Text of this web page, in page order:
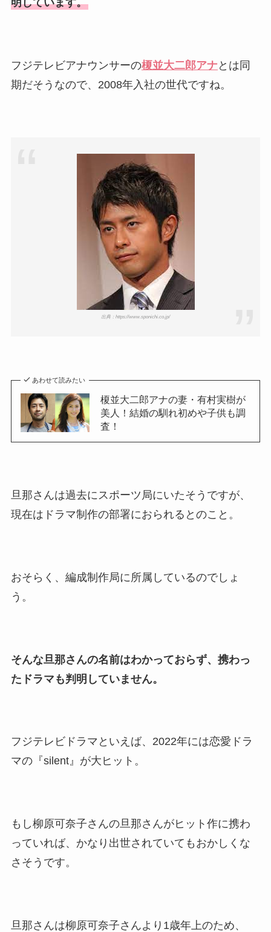
フジテレビアナウンサーの榎並大二郎アナとは同
期だそうなので、2008年入社の世代ですね。
出典：https://www.sponichi.co.jp/
あわせて読みたい
榎並大二郎アナの妻・有村実樹が
美人！結婚の馴れ初めや子供も調
査！
旦那さんは過去にスポーツ局にいたそうですが、
現在はドラマ制作の部署におられるとのこと。
おそらく、編成制作局に所属しているのでしょ
う。
そんな旦那さんの名前はわかっておらず、携わっ
たドラマも判明していません。
フジテレビドラマといえば、2022年には恋愛ドラ
マの『silent』が大ヒット。
もし柳原可奈子さんの旦那さんがヒット作に携わ
っていれば、かなり出世されていてもおかしくな
さそうです。
旦那さんは柳原可奈子さんより1歳年上のため、